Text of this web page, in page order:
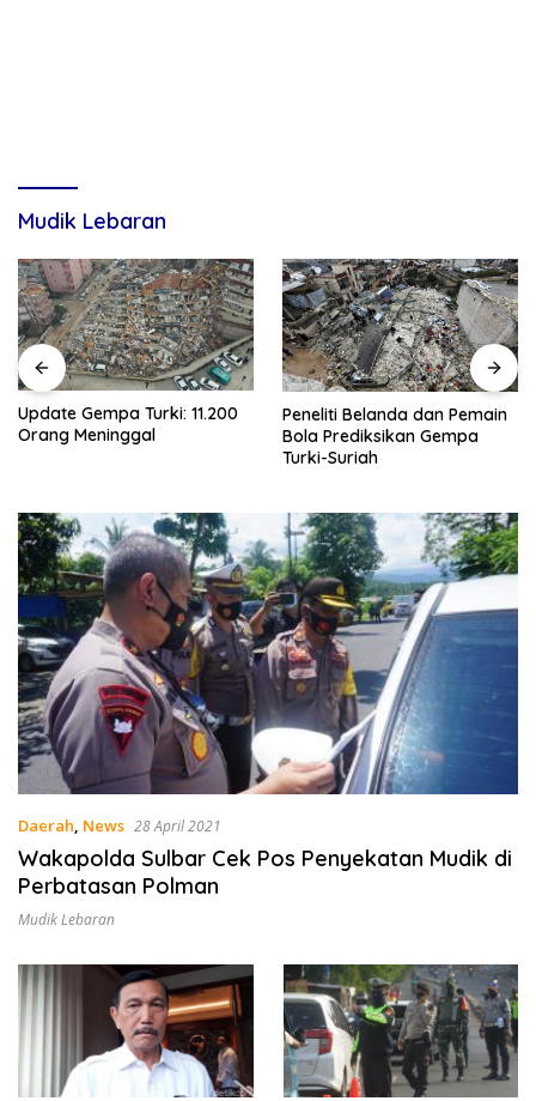
Mudik Lebaran
Update Gempa Turki: 11.200
Orang Meninggal
Peneliti Belanda dan Pemain
Bola Prediksikan Gempa
Turki-Suriah
Daerah, News 28 April 2021
Wakapolda Sulbar Cek Pos Penyekatan Mudik di
Perbatasan Polman
Mudik Lebaran